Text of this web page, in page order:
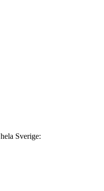
Sverige: